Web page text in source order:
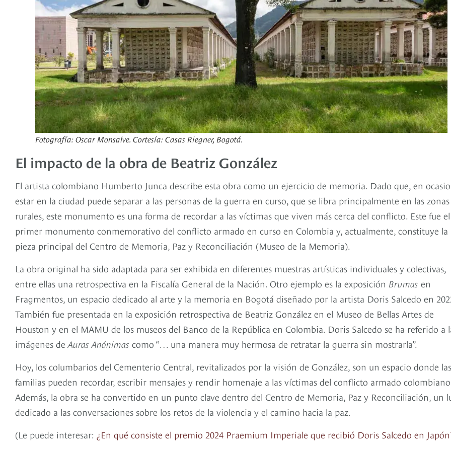
Fotografía: Oscar Monsalve. Cortesía: Casas Riegner, Bogotá.
El impacto de la obra de Beatriz González
El artista colombiano Humberto Junca describe esta obra como un ejercicio de memoria. Dado que, en
estar en la ciudad puede separar a las personas de la guerra en curso, que se libra principalmente en las zonas
rurales, este monumento es una forma de recordar a las víctimas que viven más cerca del conflicto. Este fue el
primer monumento conmemorativo del conflicto armado en curso en Colombia y, actualmente, constituye la
pieza principal del Centro de Memoria, Paz y Reconciliación (Museo de la Memoria).
La obra original ha sido adaptada para ser exhibida en diferentes muestras artísticas individuales y colectivas,
entre ellas una retrospectiva en la Fiscalía General de la Nación. Otro ejemplo es la exposición Brumas en
Fragmentos, un espacio dedicado al arte y la memoria en Bogotá diseñado por la artista Doris Salcedo en
También fue presentada en la exposición retrospectiva de Beatriz González en el Museo de Bellas Artes de
Houston y en el MAMU de los museos del Banco de la República en Colombia. Doris Salcedo se ha referido a
imágenes de Auras Anónimas como “… una manera muy hermosa de retratar la guerra sin mostrarla”.
Hoy, los columbarios del Cementerio Central, revitalizados por la visión de González, son un espacio donde las
familias pueden recordar, escribir mensajes y rendir homenaje a las víctimas del conflicto armado
Además, la obra se ha convertido en un punto clave dentro del Centro de Memoria, Paz y Reconciliación, un
dedicado a las conversaciones sobre los retos de la violencia y el camino hacia la paz.
(Le puede interesar: ¿En qué consiste el premio 2024 Praemium Imperiale que recibió Doris Salcedo en